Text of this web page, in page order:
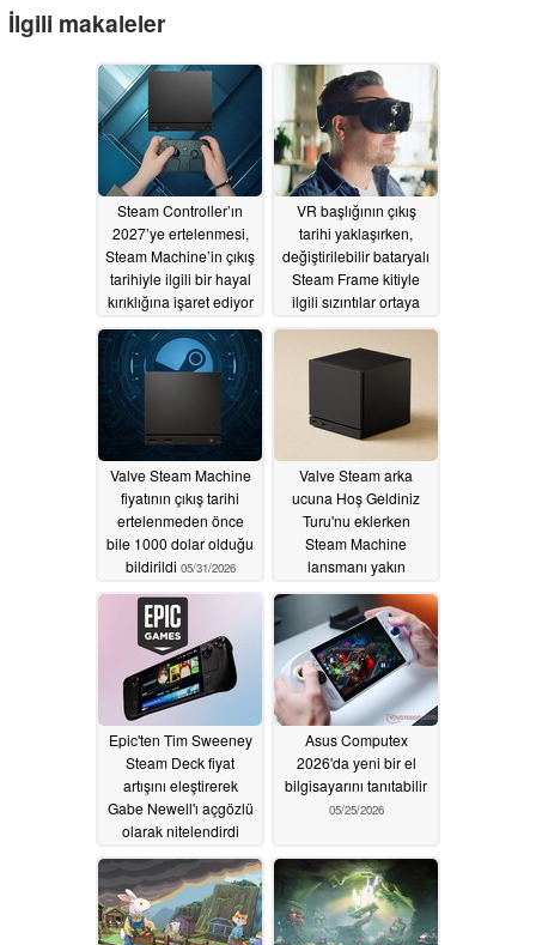
İlgili makaleler
Steam Controller’ın
2027’ye ertelenmesi,
Steam Machine’in çıkış
tarihiyle ilgili bir hayal
kırıklığına işaret ediyor
olabilir06/19/2026
VR başlığının çıkış
tarihi yaklaşırken,
değiştirilebilir bataryalı
Steam Frame kitiyle
ilgili sızıntılar ortaya
çıktı06/18/2026
Valve Steam Machine
fiyatının çıkış tarihi
ertelenmeden önce
bile 1000 dolar olduğu
bildirildi 05/31/2026
Valve Steam arka
ucuna Hoş Geldiniz
Turu'nu eklerken
Steam Machine
lansmanı yakın
görünüyor05/31/2026
Epic'ten Tim Sweeney
Steam Deck fiyat
artışını eleştirerek
Gabe Newell'ı açgözlü
olarak nitelendirdi
05/29/2026
Asus Computex
2026'da yeni bir el
bilgisayarını tanıtabilir
05/25/2026